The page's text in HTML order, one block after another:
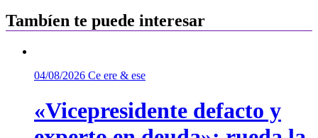
Tambíen te puede interesar
04/08/2026 Ce ere & ese
«Vicepresidente defacto y